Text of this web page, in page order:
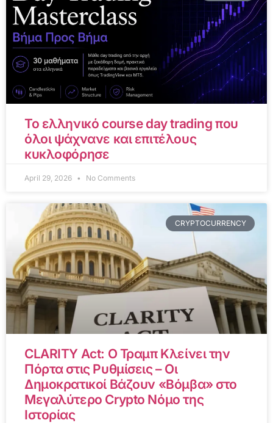
Το ελληνικό course day trading που
όλοι ψάχνανε και επιτέλους
κυκλοφόρησε
April 29, 2026 No Comments
CRYPTOCURRENCY
CLARITY Act: Ο Τραμπ Κλείνει την
Πόρτα στις Ρυθμίσεις – Οι
Δημοκρατικοί Βάζουν «Βόμβα» στο
Μεγαλύτερο Crypto Νόμο της
Ιστορίας